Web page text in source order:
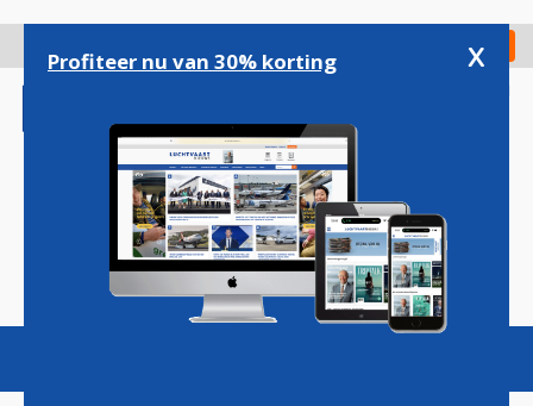
gaan
Check in
Magazine Podcasts Vacatures
Profiteer nu van 30% korting x